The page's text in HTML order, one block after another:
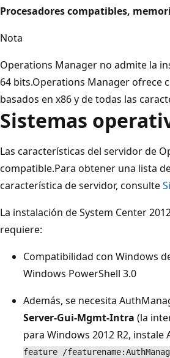
Procesadores compatibles,
Nota
Operations Manager no admite la
64 bits.Operations Manager ofrece
basados en x86 y de todas las
Sistemas
Las características del servidor de
compatible.Para obtener una lista
característica de servidor, consulte
La instalación de System Center
requiere:
Compatibilidad con Windows
Windows PowerShell 3.0
Además, se necesita
Server-Gui-Mgmt-Intra (la
para Windows 2012 R2,
feature /